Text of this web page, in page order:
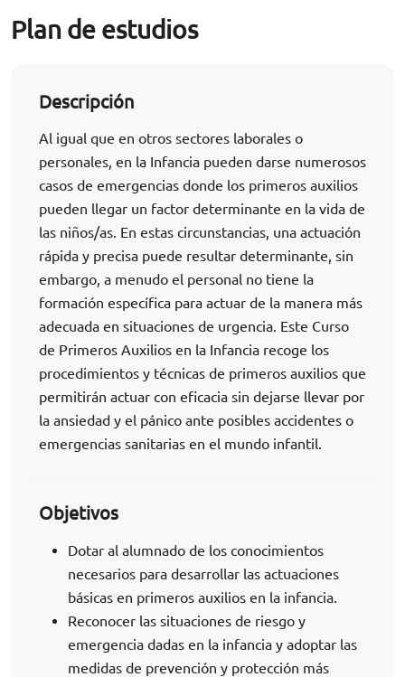
Plan de estudios
Descripción
Al igual que en otros sectores laborales o
personales, en la Infancia pueden darse numerosos
casos de emergencias donde los primeros auxilios
pueden llegar un factor determinante en la vida de
las niños/as. En estas circunstancias, una actuación
rápida y precisa puede resultar determinante, sin
embargo, a menudo el personal no tiene la
formación específica para actuar de la manera más
adecuada en situaciones de urgencia. Este Curso
de Primeros Auxilios en la Infancia recoge los
procedimientos y técnicas de primeros auxilios que
permitirán actuar con eficacia sin dejarse llevar por
la ansiedad y el pánico ante posibles accidentes o
emergencias sanitarias en el mundo infantil.
Objetivos
Dotar al alumnado de los conocimientos
necesarios para desarrollar las actuaciones
básicas en primeros auxilios en la infancia.
Reconocer las situaciones de riesgo y
emergencia dadas en la infancia y adoptar las
medidas de prevención y protección más